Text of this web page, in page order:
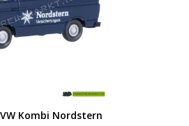
bekijken
Kombi Nordstern